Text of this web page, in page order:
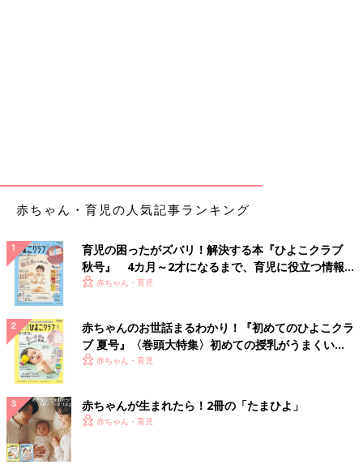
赤ちゃん・育児の人気記事ランキング
育児の困ったがズバリ！解決する本『ひよこクラブ
秋号』 4カ月～2才になるまで、育児に役立つ情報が
いっぱい！
赤ちゃん・育児
赤ちゃんのお世話まるわかり！『初めてのひよこクラ
ブ 夏号』〈巻頭大特集〉初めての授乳がうまくい
く！ おっぱい・ミルクの基本と夏のトラブル 解決テ
赤ちゃん・育児
赤ちゃんが生まれたら！2冊の「たまひよ」
赤ちゃん・育児